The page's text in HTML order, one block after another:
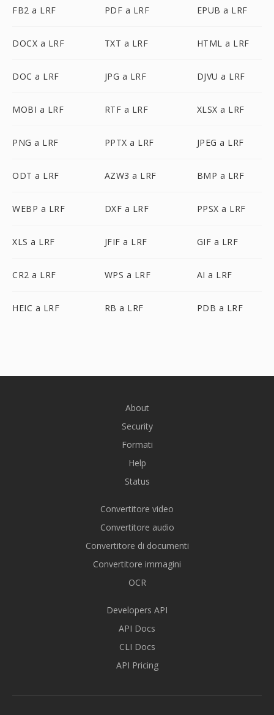
FB2 a LRF PDF a LRF EPUB a LRF
DOCX a LRF TXT a LRF HTML a LRF
DOC a LRF JPG a LRF DJVU a LRF
MOBI a LRF RTF a LRF XLSX a LRF
PNG a LRF PPTX a LRF JPEG a LRF
ODT a LRF AZW3 a LRF BMP a LRF
WEBP a LRF DXF a LRF PPSX a LRF
XLS a LRF JFIF a LRF GIF a LRF
CR2 a LRF WPS a LRF AI a LRF
HEIC a LRF RB a LRF PDB a LRF
About
Security
Formati
Help
Status
Convertitore video
Convertitore audio
Convertitore di documenti
Convertitore immagini
OCR
Developers API
API Docs
CLI Docs
API Pricing